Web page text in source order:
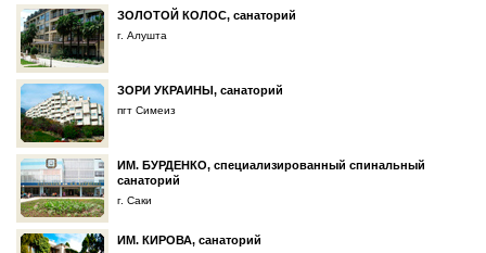
ЗОЛОТОЙ КОЛОС, санаторий
г. Алушта
ЗОРИ УКРАИНЫ, санаторий
пгт Симеиз
ИМ. БУРДЕНКО, специализированный спинальный
санаторий
г. Саки
ИМ. КИРОВА, санаторий